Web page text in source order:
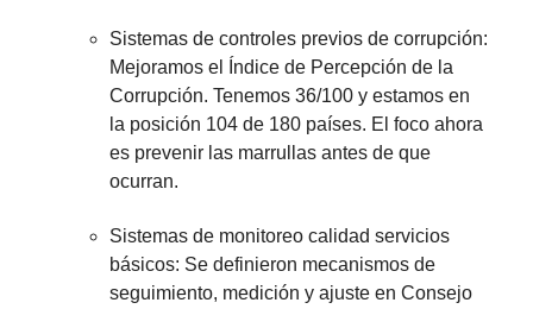
Sistemas de controles previos de corrupción:
Mejoramos el Índice de Percepción de la
Corrupción. Tenemos 36/100 y estamos en
la posición 104 de 180 países. El foco ahora
es prevenir las marrullas antes de que
ocurran.
Sistemas de monitoreo calidad servicios
básicos: Se definieron mecanismos de
seguimiento, medición y ajuste en Consejo